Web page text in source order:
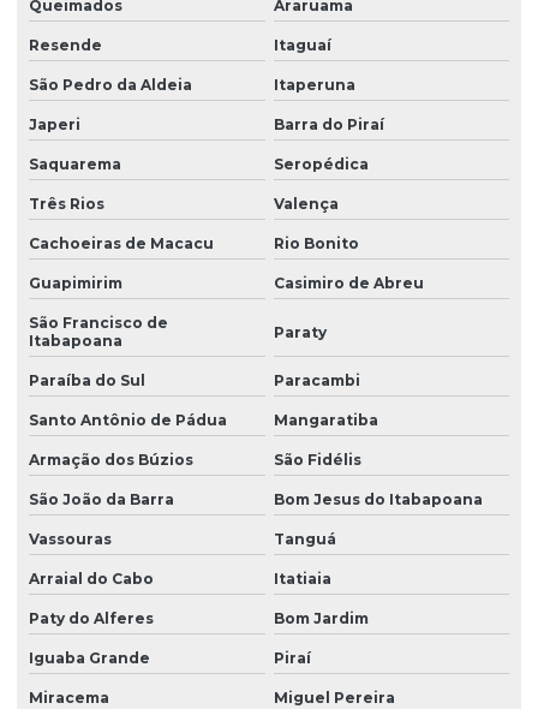
Manutenção corretiva de ponte rolante em sc
Manutenção corretiva em pontes rolantes
Manutenção corretiva em talhas
Manutenção ponte rolante
Manutenção ponte rolante rio de janeiro
Manutenção ponte rolante santa catarina
Manutenção ponte rolante swf
Manutenção preventiva de ponte rolante em am
Manutenção preventiva ponte rolante araquari
Manutenção preventiva ponte rolante caxias do sul
Manutenção preventiva ponte rolante curitiba
Manutenção preventiva ponte rolante itajaí
Manutenção preventiva ponte rolante jaraguá do sul
Manutenção preventiva ponte rolante joinville
Manutenção preventiva de ponte rolante em mg
Queimados Araruama
Resende Itaguaí
São Pedro da Aldeia Itaperuna
Japeri Barra do Piraí
Saquarema Seropédica
Três Rios Valença
Cachoeiras de Macacu Rio Bonito
Guapimirim Casimiro de Abreu
São Francisco de
Itabapoana
Paraty
Paraíba do Sul Paracambi
Santo Antônio de Pádua Mangaratiba
Armação dos Búzios São Fidélis
São João da Barra Bom Jesus do Itabapoana
Vassouras Tanguá
Arraial do Cabo Itatiaia
Paty do Alferes Bom Jardim
Iguaba Grande Piraí
Miracema Miguel Pereira